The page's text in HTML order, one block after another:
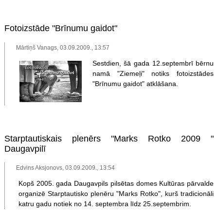
Fotoizstāde "Brīnumu gaidot"
Mārtiņš Vanags, 03.09.2009., 13:57
Sestdien, šā gada 12.septembrī bērnu
namā "Ziemeļi" notiks fotoizstādes
"Brīnumu gaidot" atklāšana.
Starptautiskais plenērs "Marks Rotko 2009 "
Daugavpilī
Edvins Aksjonovs, 03.09.2009., 13:54
Kopš 2005. gada Daugavpils pilsētas domes Kultūras pārvalde
organizē Starptautisko plenēru "Marks Rotko", kurš tradicionāli
katru gadu notiek no 14. septembra līdz 25.septembrim.